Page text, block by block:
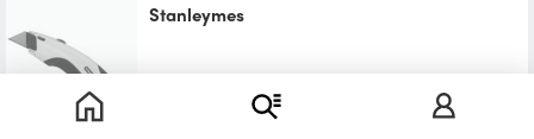
Stanleymes